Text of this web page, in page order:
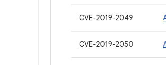
CVE-2019-2049
CVE-2019-2050